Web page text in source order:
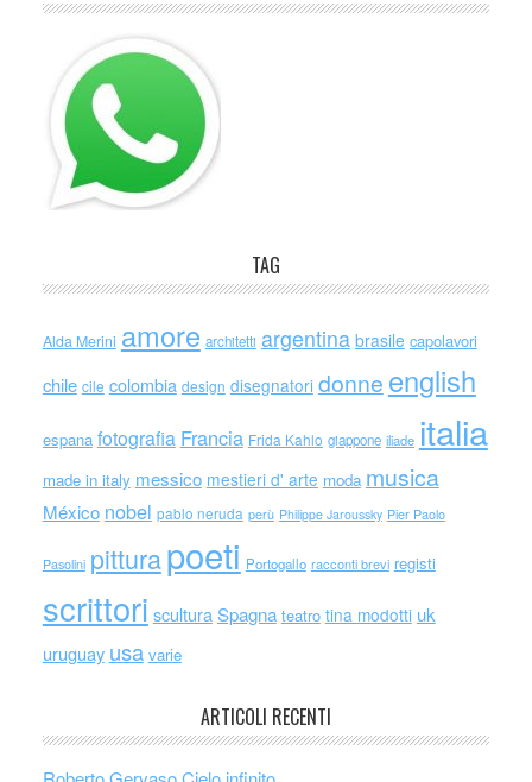
TAG
Alda Merini amore architetti argentina brasile capolavori
chile cile colombia design disegnatori donne english
espana fotografia Francia Frida Kahlo giappone iliade italia
made in italy messico mestieri d' arte moda musica
México nobel pablo neruda perù Philippe Jaroussky Pier Paolo
Pasolini pitturapoeti Portogallo racconti brevi registi
scrittori scultura Spagna teatro tina modotti uk
uruguay usa varie
ARTICOLI RECENTI